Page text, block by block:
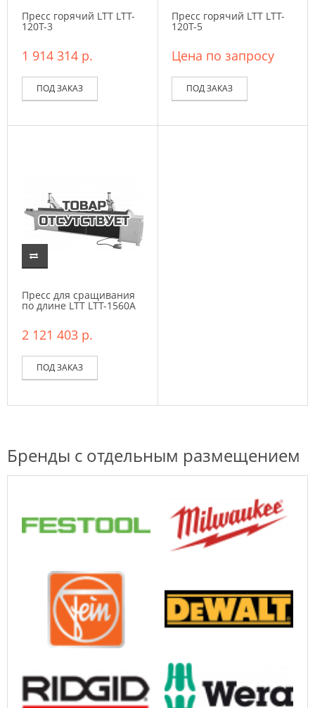
Пресс горячий LTT LTT-
120T-3
1 914 314 р.
ПОД ЗАКАЗ
Пресс горячий LTT LTT-
120T-5
Цена по запросу
ПОД ЗАКАЗ
Пресс для сращивания
по длине LTT LTT-1560A
2 121 403 р.
ПОД ЗАКАЗ
Бренды с отдельным размещением